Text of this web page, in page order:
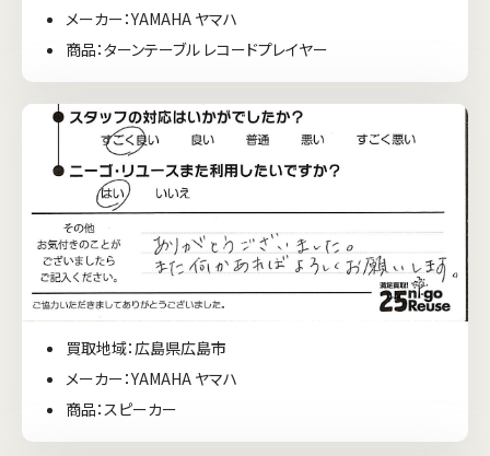
メーカー：YAMAHA ヤマハ
商品：ターンテーブル レコードプレイヤー
買取地域：広島県広島市
メーカー：YAMAHA ヤマハ
商品：スピーカー